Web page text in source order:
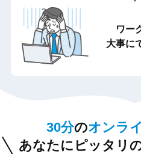
ワー
大事に
30分のオンラ
あなたにピッタリ